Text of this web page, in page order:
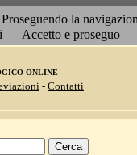
la
Accetto e proseguo
ONLINE
- Contatti